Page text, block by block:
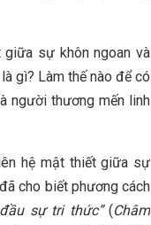
sự khôn ngoan và
gì? Làm thế nào để có
người thương mến linh
hệ mật thiết giữa sự
cho biết phương cách
sự tri thức”(Châm